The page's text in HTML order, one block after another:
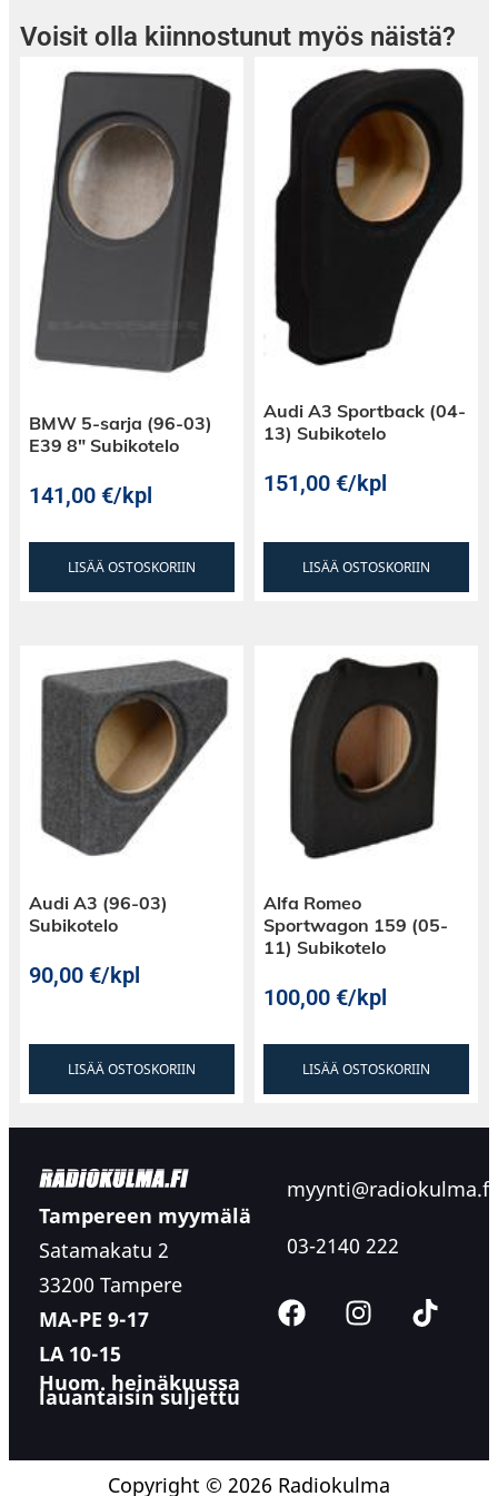
Voisit olla kiinnostunut myös näistä?
BMW 5-sarja (96-03)
E39 8″ Subikotelo
141,00€/kpl
LISÄÄ OSTOSKORIIN
Audi A3 Sportback (04-
13) Subikotelo
151,00€/kpl
LISÄÄ OSTOSKORIIN
Audi A3 (96-03)
Subikotelo
90,00€/kpl
LISÄÄ OSTOSKORIIN
Alfa Romeo
Sportwagon 159 (05-
11) Subikotelo
100,00€/kpl
LISÄÄ OSTOSKORIIN
Tampereen myymälä
Satamakatu 2
33200 Tampere
MA-PE 9-17
LA 10-15
Huom. heinäkuussa
lauantaisin suljettu
myynti@radiokulma.fi
03-2140 222
Copyright © 2026 Radiokulma